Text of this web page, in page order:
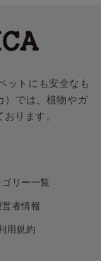
ットにも安全なも
）では、植物やガ
ります。
ゴリー一覧
営者情報
用規約